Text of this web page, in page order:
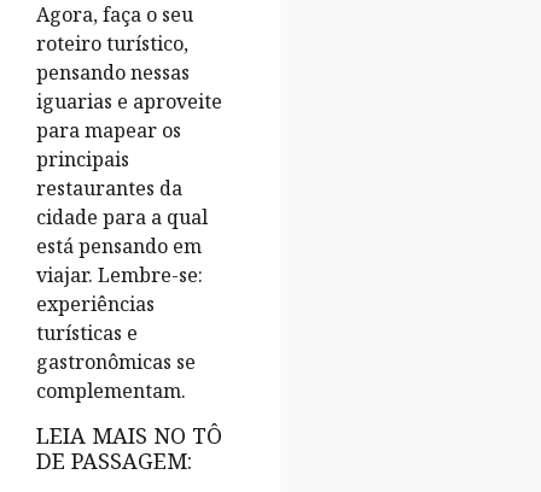
Agora, faça o seu
roteiro turístico,
pensando nessas
iguarias e aproveite
para mapear os
principais
restaurantes da
cidade para a qual
está pensando em
viajar. Lembre-se:
experiências
turísticas e
gastronômicas se
complementam.
LEIA MAIS NO TÔ
DE PASSAGEM: